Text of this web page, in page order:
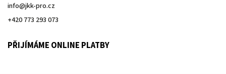
info@jkk-pro.cz
+420 773 293 073
PŘIJÍMÁME ONLINE PLATBY